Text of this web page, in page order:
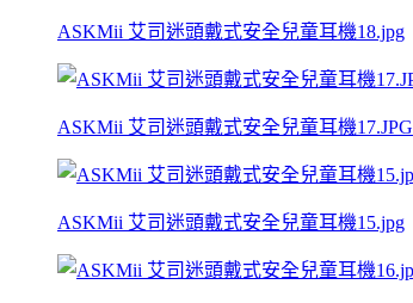
ASKMii 艾司迷頭戴式安全兒童耳機18.jpg
ASKMii 艾司迷頭戴式安全兒童耳機17.JPG
ASKMii 艾司迷頭戴式安全兒童耳機15.jpg